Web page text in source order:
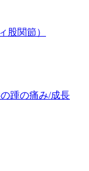
股関節）
踵の痛み/成長